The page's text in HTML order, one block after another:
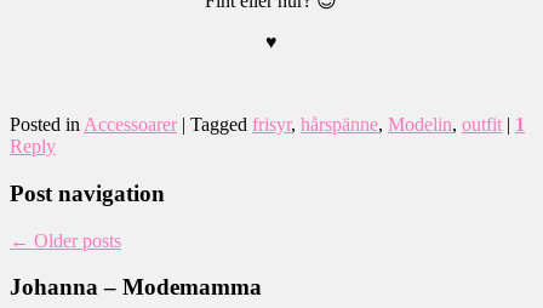
♥
Posted in Accessoarer | Tagged frisyr, hårspänne, Modelin, outfit | 1
Reply
Post navigation
← Older posts
Johanna – Modemamma